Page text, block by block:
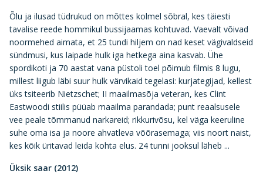
Õlu ja ilusad tüdrukud on mõttes kolmel sõbral, kes täiesti
tavalise reede hommikul bussijaamas kohtuvad. Vaevalt võivad
noormehed aimata, et 25 tundi hiljem on nad keset vägivaldseid
sündmusi, kus laipade hulk iga hetkega aina kasvab. Ühe
spordikoti ja 70 aastat vana püstoli toel põimub filmis 8 lugu,
millest liigub läbi suur hulk värvikaid tegelasi: kurjategijad, kellest
üks tsiteerib Nietzschet; II maailmasõja veteran, kes Clint
Eastwoodi stiilis püüab maailma parandada; punt reaalsusele
vee peale tõmmanud narkareid; rikkurivõsu, kel väga keeruline
suhe oma isa ja noore ahvatleva võõrasemaga; viis noort naist,
kes kõik üritavad leida kohta elus. 24 tunni jooksul läheb ...
Üksik saar (2012)